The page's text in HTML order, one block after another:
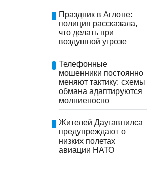
Праздник в Аглоне:
полиция рассказала,
что делать при
воздушной угрозе
Телефонные
мошенники постоянно
меняют тактику: схемы
обмана адаптируются
молниеносно
Жителей Даугавпилса
предупреждают о
низких полетах
авиации НАТО